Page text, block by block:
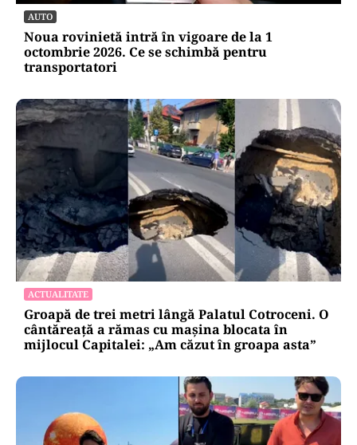
AUTO
Noua rovinietă intră în vigoare de la 1
octombrie 2026. Ce se schimbă pentru
transportatori
ACTUALITATE
Groapă de trei metri lângă Palatul Cotroceni. O
cântăreață a rămas cu mașina blocata în
mijlocul Capitalei: „Am căzut în groapa asta”